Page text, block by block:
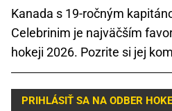
Kanada s 19-ročným
Celebrinim je najväčším
hokeji 2026. Pozrite si jej
PRIHLÁSIŤ SA NA ODBER